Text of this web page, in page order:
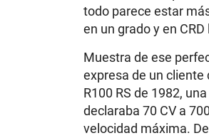
todo parece estar
en un grado y en
Muestra de ese
expresa de un cliente
R100 RS de 1982,
declaraba 70 CV a
velocidad máxima.